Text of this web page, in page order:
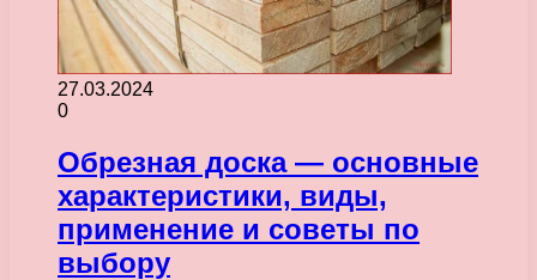
27.03.2024
0
Обрезная доска — основные
характеристики, виды,
применение и советы по
выбору